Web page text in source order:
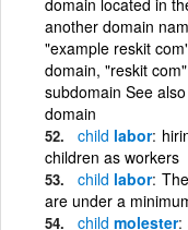
another domain
"example reskit
domain, "reskit
subdomain See
domain
child labor
children as workers
child labor
are under a
child molester